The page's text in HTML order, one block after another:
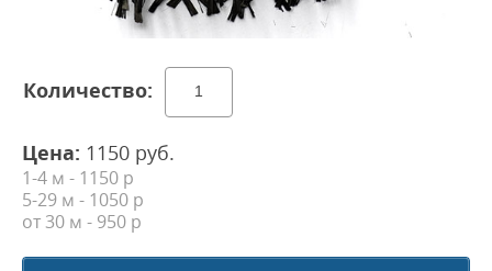
Цена: 1150 руб.
1-4 м - 1150 р
5-29 м - 1050 р
от 30 м - 950 р